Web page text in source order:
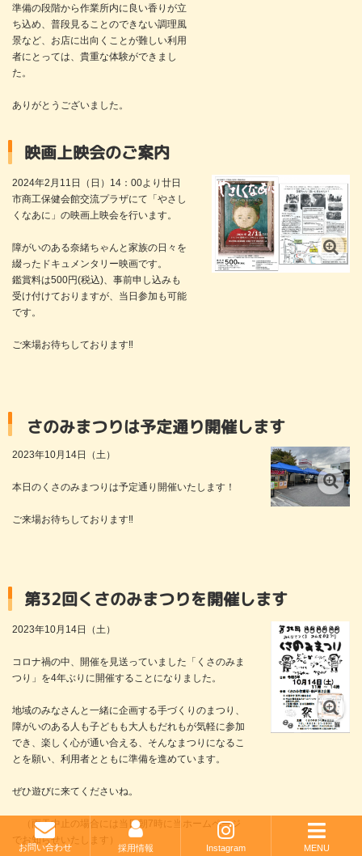
準備の段階から作業所内に良い香りが立
ち込め、普段見ることのできない調理風
景など、お店に出向くことが難しい利用
者にとっては、貴重な体験ができまし
た。
ありがとうございました。
映画上映会のご案内
2024年2月11日（日）14：00より廿日
市商工保健会館交流プラザにて「やさし
くなあに」の映画上映会を行います。
障がいのある奈緒ちゃんと家族の日々を
綴ったドキュメンタリー映画です。
鑑賞料は500円(税込)、事前申し込みも
受け付けておりますが、当日参加も可能
です。
ご来場お待ちしております‼
予定通り開催します
2023年10月14日（土）
本日のくさのみまつりは予定通り開催いたします！
ご来場お待ちしております‼
第32回くさのみまつりを開催します
2023年10月14日（土）
コロナ禍の中、開催を見送っていました「くさのみま
つり」を4年ぶりに開催することになりました。
地域のみなさんと一緒に企画する手づくりのまつり、
障がいのある人も子どもも大人もだれもが気軽に参加
でき、楽しく心が通い合える、そんなまつりになるこ
とを願い、利用者とともに準備を進めています。
ぜひ遊びに来てくださいね。
（雨天中止の場合には当日朝7時に当ホームページ
でお知らせいたします）
{__("お問い合わせ")}
お問い合わせ {__("採用情報")}
採用情報 Instagram MENU